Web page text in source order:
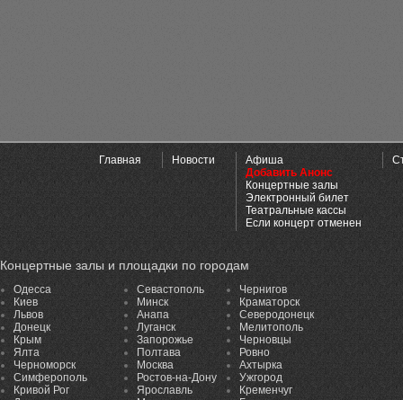
Главная Новости
Афиша
Добавить Анонс
Концертные залы
Электронный билет
Театральные кассы
Если концерт отменен
Концертные залы и площадки по городам
Одесса
Киев
Львов
Донецк
Крым
Ялта
Черноморск
Симферополь
Кривой Рог
Севастополь
Минск
Анапа
Луганск
Запорожье
Полтава
Москва
Ростов-на-Дону
Ярославль
Чернигов
Краматорск
Северодонецк
Мелитополь
Черновцы
Ровно
Ахтырка
Ужгород
Кременчуг